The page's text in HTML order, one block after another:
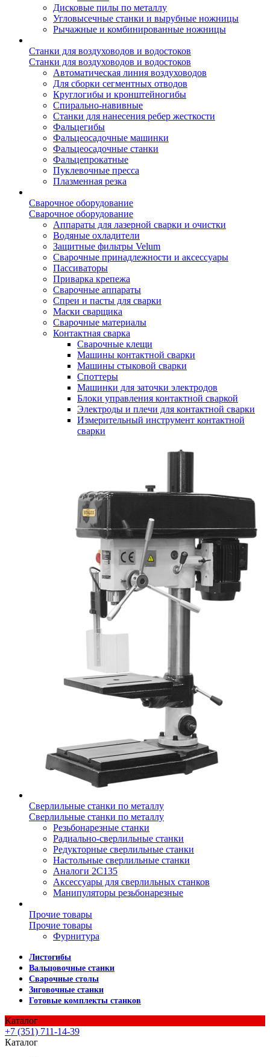
Дисковые пилы по металлу
Угловысечные станки и вырубные ножницы
Рычажные и комбинированные ножницы
Станки для воздуховодов и водостоков
Станки для воздуховодов и водостоков
Автоматическая линия воздуховодов
Для сборки сегментных отводов
Круглогибы и кронштейногибы
Спирально-навивные
Станки для нанесения ребер жесткости
Фальцегибы
Фальцеосадочные машинки
Фальцеосадочные станки
Фальцепрокатные
Пуклевочные пресса
Плазменная резка
Сварочное оборудование
Сварочное оборудование
Аппараты для лазерной сварки и очистки
Водяные охладители
Защитные фильтры Velum
Сварочные принадлежности и аксессуары
Пассиваторы
Приварка крепежа
Сварочные аппараты
Спреи и пасты для сварки
Маски сварщика
Сварочные материалы
Контактная сварка
Сварочные клещи
Машины контактной сварки
Машины стыковой сварки
Споттеры
Машинки для заточки электродов
Блоки управления контактной сваркой
Электроды и плечи для контактной сварки
Измерительный инструмент контактной
сварки
Сверлильные станки по металлу
Сверлильные станки по металлу
Резьбонарезные станки
Радиально-сверлильные станки
Редукторные сверлильные станки
Настольные сверлильные станки
Аналоги 2С135
Аксессуары для сверлильных станков
Манипуляторы резьбонарезные
Прочие товары
Прочие товары
Фурнитура
Листогибы
Вальцовочные станки
Сварочные столы
Зиговочные станки
Готовые комплекты станков
Каталог
+7 (351) 711-14-39
Каталог